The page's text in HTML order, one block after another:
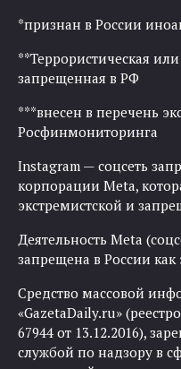
*признан в России
**Террористическая
запрещенная в РФ
***внесен в перечень
Росфинмониторинга
Instagram — соцсеть
корпорации Meta,
экстремистской и
Деятельность Meta
запрещена в России как
Средство массовой
«GazetaDaily.ru»
67944 от 13.12.2016),
службой по надзору в